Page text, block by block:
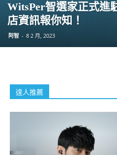
WitsPer智選家正式進
店資訊報你知！
阿智 - 8 2 月, 2023
達人推薦